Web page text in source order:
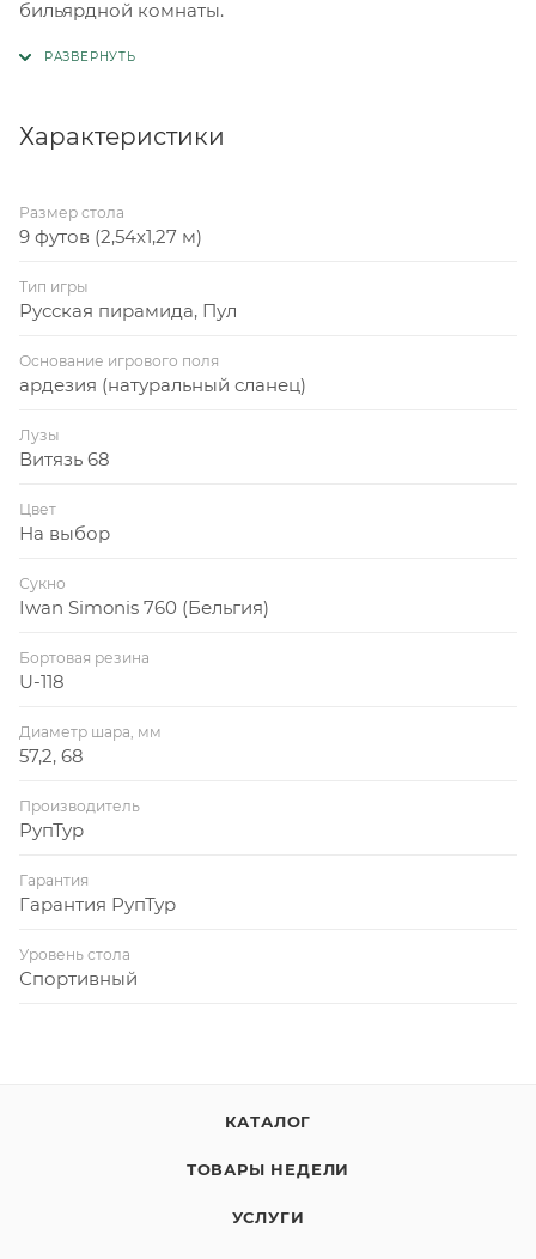
бильярдной комнаты.
Характеристики
Размер стола
9 футов (2,54x1,27 м)
Тип игры
Русская пирамида, Пул
Основание игрового поля
ардезия (натуральный сланец)
Лузы
Витязь 68
Цвет
На выбор
Сукно
Iwan Simonis 760 (Бельгия)
Бортовая резина
U-118
Диаметр шара, мм
57,2, 68
Производитель
РупТур
Гарантия
Гарантия РупТур
Уровень стола
Спортивный
КАТАЛОГ
ТОВАРЫ НЕДЕЛИ
УСЛУГИ